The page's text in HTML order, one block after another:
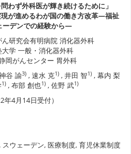
わず外科医が輝き続けるために」
が進めるわが国の働き方改革―福祉
ーデンでの経験から―
研究会有明病院 消化器外科
大学 一般・消化器外科
岡がんセンター 胃外科
谷 諭3) , 速水 克1) , 井田 智1) , 幕内 梨
1), 布部 創也1), 佐野 武1)
年4月14日受付）
ウェーデン, 医療制度, 育児休業制度